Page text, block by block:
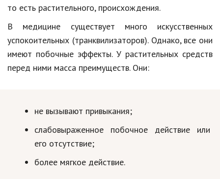
Красота и здоровье
Hi-Tech. Интернет
Авто, мото
Дом и сад
Психология и отношения
Творчество и рукоделие
Разное
то есть растительного, происхождения.
В медицине существует много искусственных
успокоительных (транквилизаторов). Однако, все они
имеют побочные эффекты. У растительных средств
перед ними масса преимуществ. Они:
не вызывают привыкания;
слабовыраженное побочное действие или
его отсутствие;
более мягкое действие.